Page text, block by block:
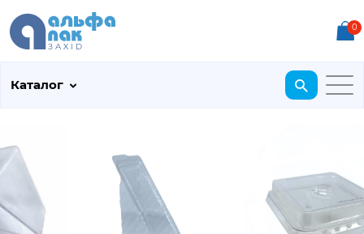
0
Каталог